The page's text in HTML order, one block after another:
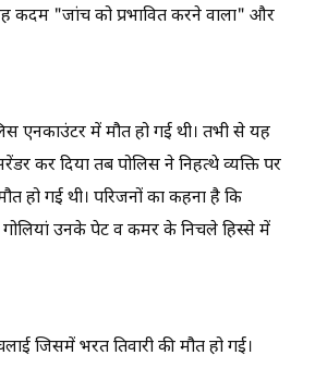
कदम "जांच को प्रभावित करने वाला" और
एनकाउंटर में मौत हो गई थी। तभी से यह
कर दिया तब पोलिस ने निहत्थे व्यक्ति पर
हो गई थी। परिजनों का कहना है कि
गोलियां उनके पेट व कमर के निचले हिस्से में
जिसमें भरत तिवारी की मौत हो गई।